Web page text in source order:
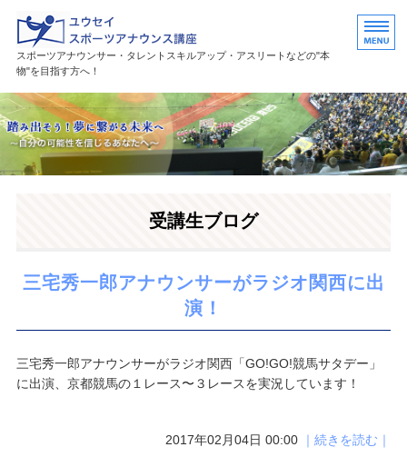
ユウセイスポーツアナウンスス
スポーツアナウンサー・タレントスキルアップ・アスリートなどの"本
物"を目指す方へ！
HOME
講座紹介
活躍中の卒業生・受講生受講生ブログ
三宅秀一郎アナウンサーがラジオ関西に出
演！
三宅秀一郎アナウンサーがラジオ関西「GO!GO!競馬サタデー」
に出演、京都競馬の１レース〜３レースを実況しています！
2017年02月04日 00:00 ｜続きを読む｜